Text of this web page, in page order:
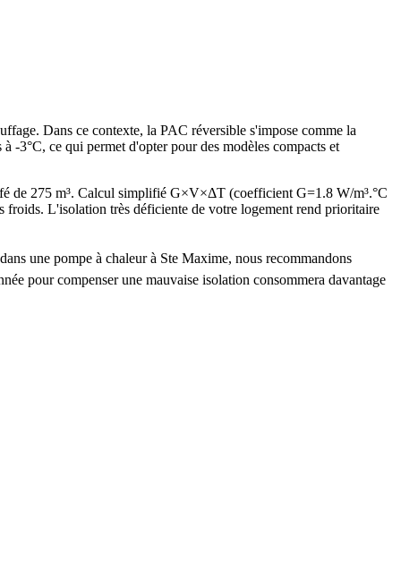
Dans ce contexte, la PAC réversible s'impose comme la
-3°C, ce qui permet d'opter pour des modèles compacts et
de 275 m³. Calcul simplifié G×V×ΔT (coefficient G=1.8 W/m³.°C
L'isolation très déficiente de votre logement rend prioritaire
une pompe à chaleur à Ste Maxime, nous recommandons
pour compenser une mauvaise isolation consommera davantage